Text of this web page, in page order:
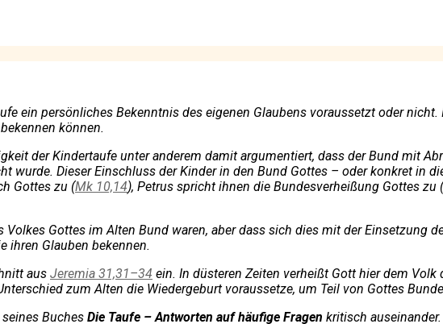
ein persönliches Bekenntnis des eigenen Glaubens voraussetzt oder
können.
der Kindertaufe unter anderem damit argumentiert, dass der Bund mit
wurde. Dieser Einschluss der Kinder in den Bund Gottes – oder konkret in
Gottes zu (Mk 10,14), Petrus spricht ihnen die Bundesverheißung Gottes zu (
Gottes im Alten Bund waren, aber dass sich dies mit der Einsetzung
ihren Glauben bekennen.
aus Jeremia 31,31–34 ein. In düsteren Zeiten verheißt Gott hier dem
zum Alten die Wiedergeburt voraussetze, um Teil von Gottes
Buches Die Taufe – Antworten auf häufige Fragen kritisch